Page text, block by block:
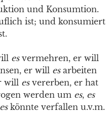
und Konsumtion.
ist; und konsumiert
esvermehren, er will
er will esarbeiten
will esvererben, er hat
werden um es, es
eskönnte verfallen u.v.m.